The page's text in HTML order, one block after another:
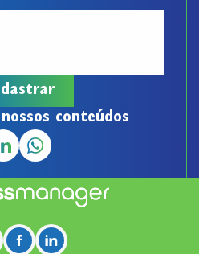
conteúdos